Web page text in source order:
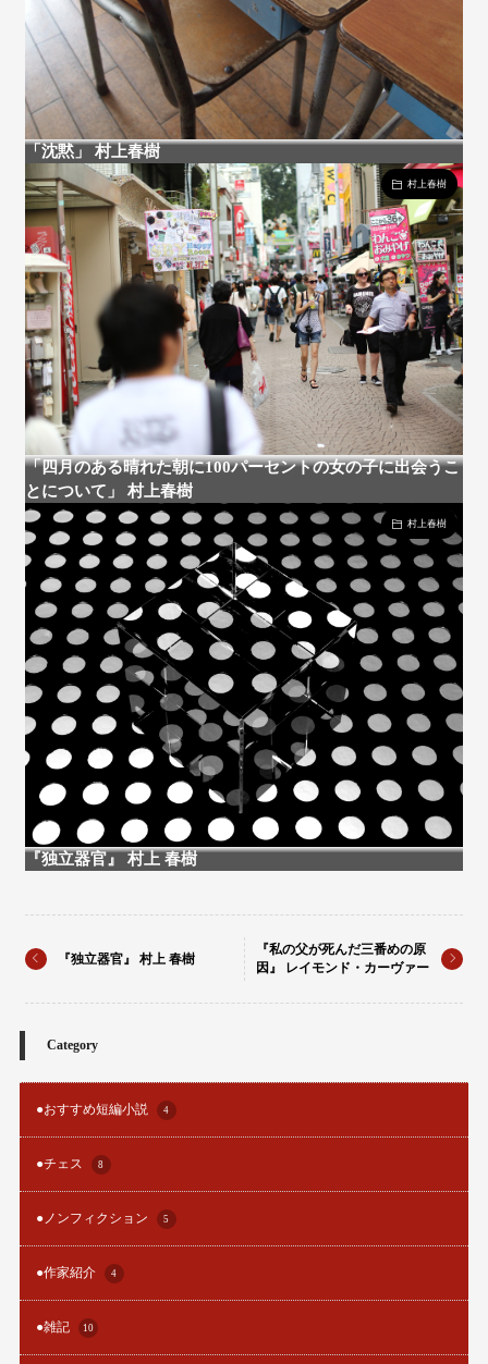
「沈黙」 村上春樹
村上春樹
「四月のある晴れた朝に100パーセントの女の子に出会うこ
とについて」 村上春樹
村上春樹
『独立器官』 村上 春樹
『独立器官』 村上 春樹
『私の父が死んだ三番めの原
因』 レイモンド・カーヴァー
Category
●おすすめ短編小説 4
●チェス 8
●ノンフィクション 5
●作家紹介 4
●雑記 10